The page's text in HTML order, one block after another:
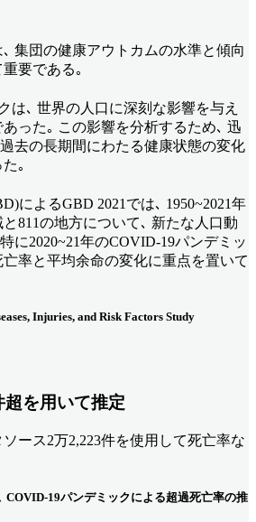
集団の健康アウトカムの水準と傾向
要である｡
は､ 世界の人口に深刻な影響を与え
った｡ この影響を分析するため､ 迅
去の長期間にわたる健康状態の変化
｡
によるGBD 2021では､ 1950~2021年
811の地方について､ 新たな人口動
に2020~21年のCOVID-19パンデミッ
率と平均余命の変化に重点を置いて
Injuries, and Risk Factors Study
超を用いて推定
ース2万2,223件を使用して死亡率な
COVID-19パンデミックによる超過死亡率の推